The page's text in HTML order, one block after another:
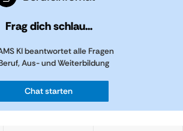
Frag dich schlau...
KI beantwortet alle Fragen
Aus- und Weiterbildung
Chat starten